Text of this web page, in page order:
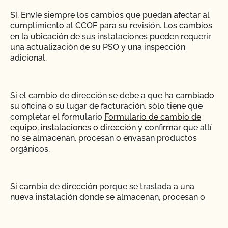
Sí. Envíe siempre los cambios que puedan afectar al
cumplimiento al CCOF para su revisión. Los cambios
en la ubicación de sus instalaciones pueden requerir
una actualización de su PSO y una inspección
adicional.
Si el cambio de dirección se debe a que ha cambiado
su oficina o su lugar de facturación, sólo tiene que
completar el formulario Formulario de cambio de
equipo, instalaciones o dirección y confirmar que allí
no se almacenan, procesan o envasan productos
orgánicos.
Si cambia de dirección porque se traslada a una
nueva instalación donde se almacenan, procesan o